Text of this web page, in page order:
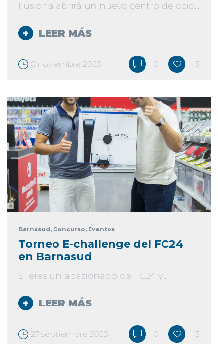
Ilusiona abrirá un nuevo centro de ocio...
LEER MÁS
8 noviembre 2023 0 3
Barnasud , Concurso, Eventos
Torneo E-challenge del FC24
en Barnasud
Si eres un apasionado de FC24 y...
LEER MÁS
27 septiembre 2023 0 3